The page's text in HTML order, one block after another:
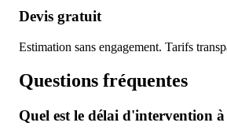
Devis gratuit
Estimation sans engagement. Tarifs
Questions fréquentes
Quel est le délai d'intervention